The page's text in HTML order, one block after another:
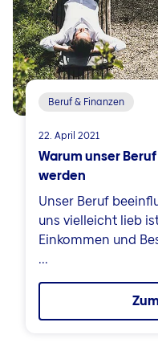
Beruf & Finanzen
22. April 2021
Warum unser
werden
Unser Beruf
uns vielleicht lieb
Einkommen und
...